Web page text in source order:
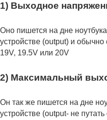
1) Выходное
Оно пишется на дне
устройстве (output) и обычно
19V, 19.5V или 20V
2) Максимальный
Он так же пишется на дне
устройстве (output- не